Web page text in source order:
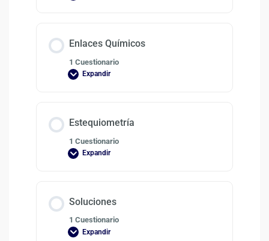
Enlaces Químicos
1 Cuestionario
Expandir
Estequiometría
1 Cuestionario
Expandir
Soluciones
1 Cuestionario
Expandir